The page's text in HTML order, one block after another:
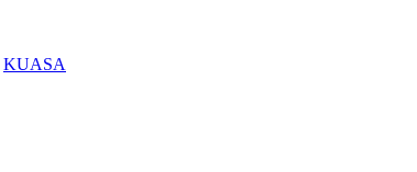
KUASA